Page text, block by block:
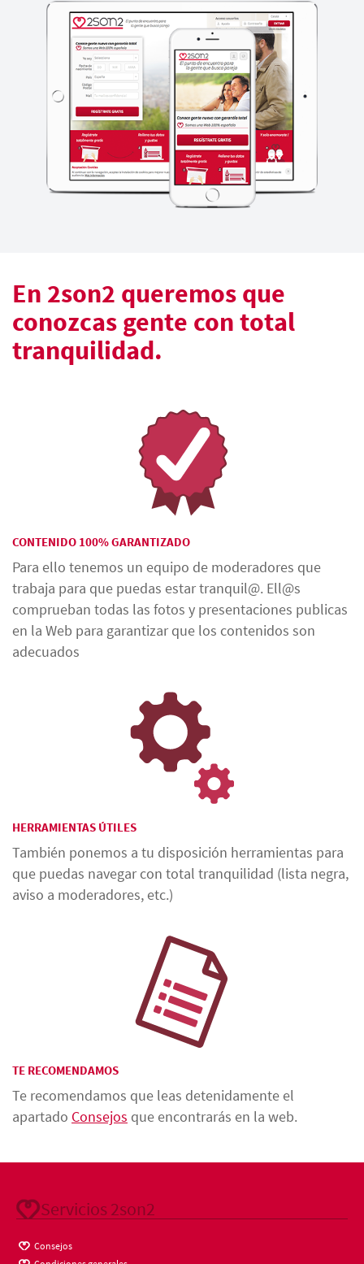
En 2son2 queremos que
conozcas gente con total
tranquilidad.
CONTENIDO 100% GARANTIZADO
Para ello tenemos un equipo de moderadores que
trabaja para que puedas estar tranquil@. Ell@s
comprueban todas las fotos y presentaciones publicas
en la Web para garantizar que los contenidos son
adecuados
HERRAMIENTAS ÚTILES
También ponemos a tu disposición herramientas para
que puedas navegar con total tranquilidad (lista negra,
aviso a moderadores, etc.)
TE RECOMENDAMOS
Te recomendamos que leas detenidamente el
apartado Consejos que encontrarás en la web.
Servicios 2son2
Consejos